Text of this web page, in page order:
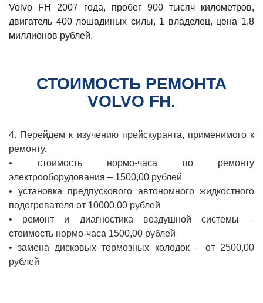
Volvo FH 2007 года, пробег 900 тысяч километров,
двигатель 400 лошадиных силы, 1 владелец, цена 1,8
миллионов рублей.
СТОИМОСТЬ РЕМОНТА
VOLVO FH.
4. Перейдем к изучению прейскуранта, применимого к
ремонту.
• стоимость нормо-часа по ремонту
электрооборудования – 1500,00 рублей
• установка предпускового автономного жидкостного
подогревателя от 10000,00 рублей
• ремонт и диагностика воздушной системы –
стоимость нормо-часа 1500,00 рублей
• замена дисковых тормозных колодок – от 2500,00
рублей